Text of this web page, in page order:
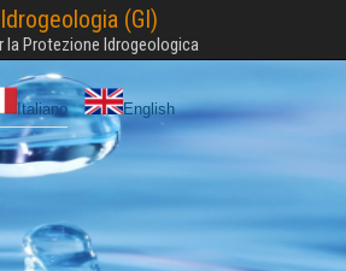
(GI)
la Protezione Idrogeologica
Italiano English